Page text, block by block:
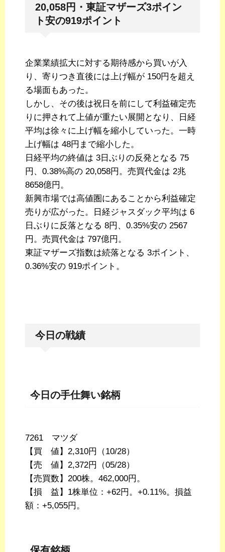
20,058円・東証マザーズ3ポイン
ト安の919ポイント
企業業績拡大に対する期待感から買いが入
り、寄りつき直後には上げ幅が 150円を超え
る場面もあった。
しかし、その後は祝日を前にして利益確定売
りに押されて上値が重たい展開となり、日経
平均は徐々に上げ幅を縮小していった。一時
上げ幅は 48円まで縮小した。
日経平均の終値は 3日ぶりの反発となる 75
円、0.38%高の 20,058円。売買代金は 2兆
8658億円。
新興市場では高値圏にあることから利益確定
売りが広がった。日経ジャスダック平均は 6
日ぶりに反落となる 8円、0.35%安の 2567
円。売買代金は 797億円。
東証マザーズ指数は続落となる 3ポイント、
0.36%安の 919ポイント。
今日の戦績
今日の手仕舞い銘柄
7261 マツダ
【買 値】2,310円（10/28）
【売 値】2,372円（05/28）
【売買数】200株。462,000円。
【損 益】1株単位：+62円。+0.11%。損益
額：+5,055円。